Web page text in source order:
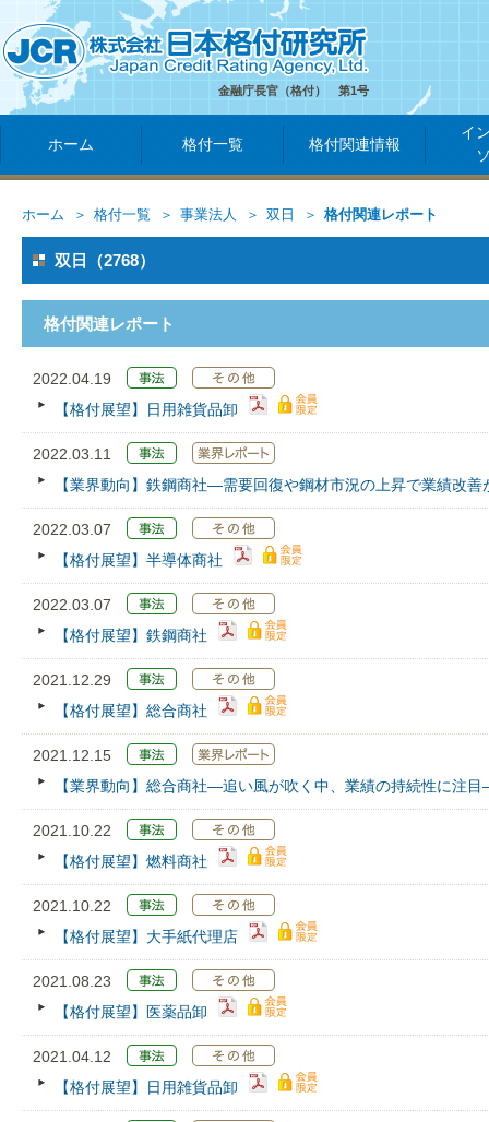
金融庁長官（格付） 第1号
ホーム 格付一覧 格付関連情報
イ
ホーム 格付一覧 事業法人 双日 格付関連レポート
双日（2768）
格付関連レポート
2022.04.19
【格付展望】日用雑貨品卸
2022.03.11
【業界動向】鉄鋼商社―需要回復や鋼材市況の上昇で業績改
2022.03.07
【格付展望】半導体商社
2022.03.07
【格付展望】鉄鋼商社
2021.12.29
【格付展望】総合商社
2021.12.15
【業界動向】総合商社―追い風が吹く中、業績の持続性に注
2021.10.22
【格付展望】燃料商社
2021.10.22
【格付展望】大手紙代理店
2021.08.23
【格付展望】医薬品卸
2021.04.12
【格付展望】日用雑貨品卸